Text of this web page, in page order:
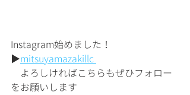
Instagram始めました！
▶︎mitsuyamazakillc
よろしければこちらもぜひフォロー
をお願いします